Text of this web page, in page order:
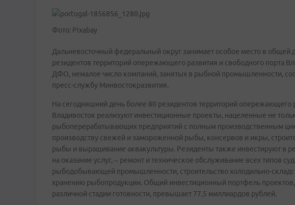
Фото: Pixabay
Дальневосточный федеральный округ занимает особое место в общей
резидентов территорий опережающего развития и свободного порта
ДФО, немалое число компаний, занятых в рыбной промышленности,
пресс-службу Минвостокразвития.
На сегодняшний день более 80 резидентов территорий опережающего
Владивосток реализуют инвестиционные проекты, нацеленные не
рыбоперерабатывающих предприятий с полным производственным
производству свежей и замороженной рыбы, консервов и икры,
рыбы и выращивание аквакультуры. Резиденты также инвестируют в
на оказание услуг, – ремонт и техническое обслуживание всех типов
рыбодобывающей промышленности, строительство холодильно-
хранению рыбопродукции. Общий инвестиционный портфель
различной стадии готовности, превышает 77,5 миллиардов рублей.